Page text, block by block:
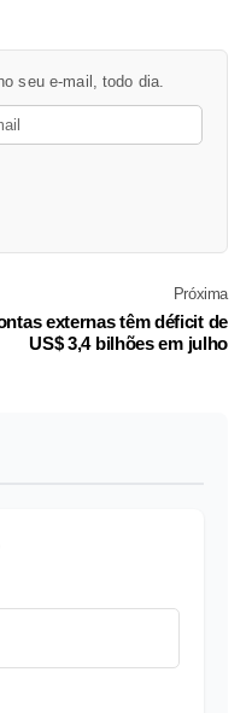
seu e-mail, todo dia.
Próxima
externas têm déficit de
US$ 3,4 bilhões em julho